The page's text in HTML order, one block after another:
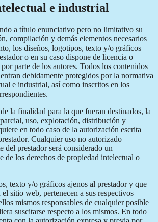
e industrial
a título enunciativo pero no limitativo su
compilación y demás elementos necesarios
los diseños, logotipos, texto y/o gráficos
o en su caso dispone de licencia o
parte de los autores. Todos los contenidos
debidamente protegidos por la normativa
e industrial, así como inscritos en los
la finalidad para la que fueran destinados, la
uso, explotación, distribución y
en todo caso de la autorización escrita
Cualquier uso no autorizado
del prestador será considerado un
de los derechos de propiedad intelectual o
texto y/o gráficos ajenos al prestador y que
sitio web, pertenecen a sus respectivos
mismos responsables de cualquier posible
suscitarse respecto a los mismos. En todo